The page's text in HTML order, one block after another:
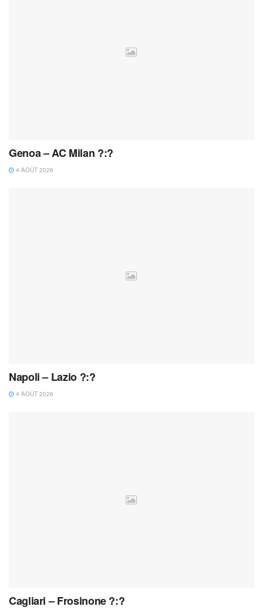
Genoa – AC Milan ?:?
4 AOÛT 2026
Napoli – Lazio ?:?
4 AOÛT 2026
Cagliari – Frosinone ?:?